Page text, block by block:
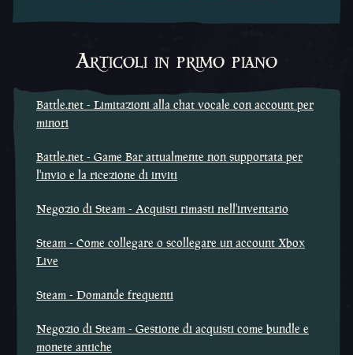
Articoli in primo piano
Battle.net - Limitazioni alla chat vocale con account per
minori
Battle.net - Game Bar attualmente non supportata per
l'invio e la ricezione di inviti
Negozio di Steam - Acquisti rimasti nell'inventario
Steam - Come collegare o scollegare un account Xbox
Live
Steam - Domande frequenti
Negozio di Steam - Gestione di acquisti come bundle e
monete antiche